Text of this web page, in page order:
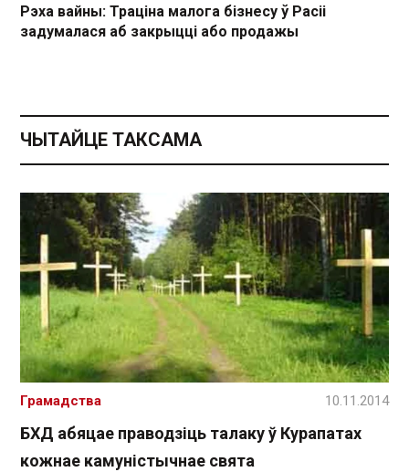
Рэха вайны: Траціна малога бізнесу ў Расіі
задумалася аб закрыцці або продажы
ЧЫТАЙЦЕ ТАКСАМА
БХД абяцае праводзіць талаку ў Курапатах
кожнае камуністычнае свята
Грамадства 10.11.2014